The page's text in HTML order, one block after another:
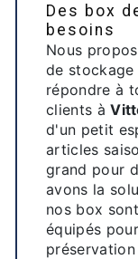
Des box
besoins
Nous
de
répondre à
clients à
d'un petit
articles
grand pour
avons la
nos box
équipés